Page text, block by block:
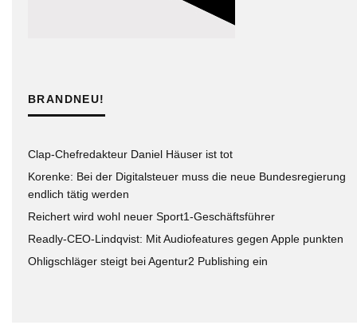
BRANDNEU!
Clap-Chefredakteur Daniel Häuser ist tot
Korenke: Bei der Digitalsteuer muss die neue Bundesregierung
endlich tätig werden
Reichert wird wohl neuer Sport1-Geschäftsführer
Readly-CEO-Lindqvist: Mit Audiofeatures gegen Apple punkten
Ohligschläger steigt bei Agentur2 Publishing ein